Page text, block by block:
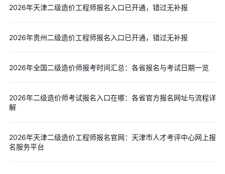
2.报考人员报考前需认真阅读报考有关条件和信息填报要求，
3.下载打印带有条形码的《山东省二级造价工程师职业资格考
报名表前务必要认真反复检查，重点检查姓名、身份证号和手机
照片等。凡因报考人员自身原因错填个人信息、错传照片或错报类
别、专业的，由本人承担相应责任。
1.报考人员在系统填报的有关报考信息，与“社保库”“全国建设
2026年天津二级造价工程师报名入口已开通，错过无补报
2026年贵州二级造价工程师报名入口已开通，错过无补报
2026年全国二级造价师报考时间汇总：各省报名与考试日期一览
2026年二级造价师考试报名入口在哪：各省官方报名网址与流程详
解
2026年天津二级造价工程师报名官网：天津市人才考评中心网上报
名服务平台